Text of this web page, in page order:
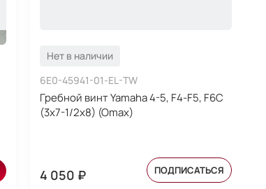
Нет в наличии
6E0-45941-01-EL-TW
Гребной винт Yamaha 4-5, F4-F5, F6C
(3x7-1/2x8) (Omax)
4 050 ₽ ПОДПИСАТЬСЯ